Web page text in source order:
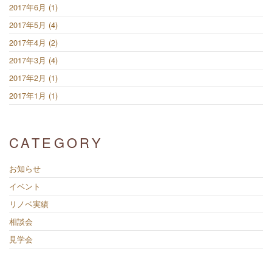
2017年6月 (1)
2017年5月 (4)
2017年4月 (2)
2017年3月 (4)
2017年2月 (1)
2017年1月 (1)
CATEGORY
お知らせ
イベント
リノベ実績
相談会
見学会